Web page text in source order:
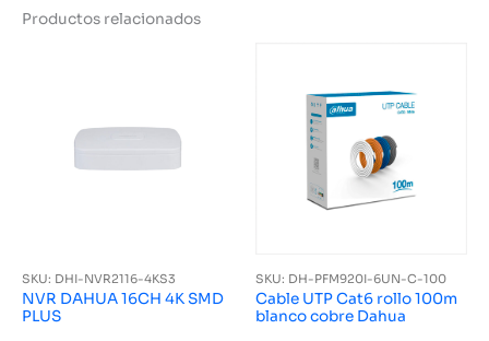
Productos relacionados
SKU: DHI-NVR2116-4KS3
NVR DAHUA 16CH 4K SMD
PLUS
SKU: DH-PFM920I-6UN-C-100
Cable UTP Cat6 rollo 100m
blanco cobre Dahua